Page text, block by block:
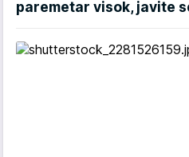
paremetar visok, javite